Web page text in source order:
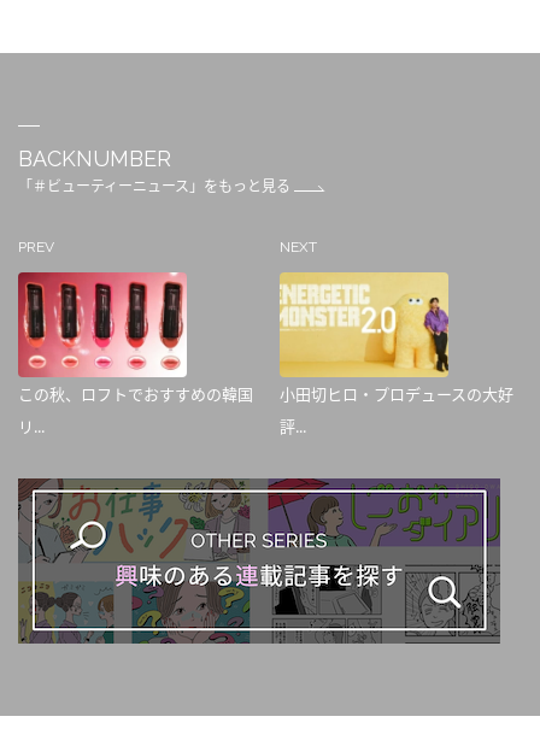
BACKNUMBER
「＃ビューティーニュース」をもっと見る
PREV
この秋、ロフトでおすすめの韓国
リ...
NEXT
小田切ヒロ・プロデュースの大好
評...